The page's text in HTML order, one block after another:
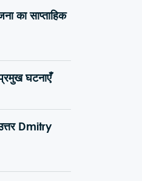
का साप्ताहिक
घटनाएँ
Dmitry